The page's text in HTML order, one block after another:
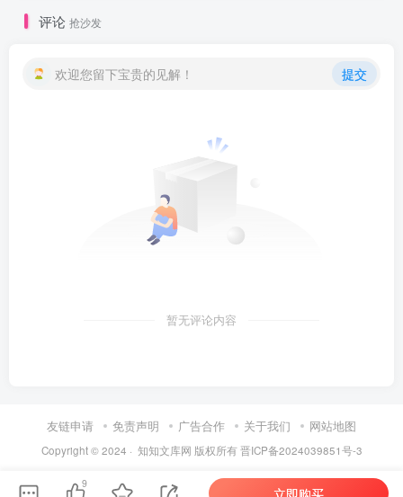
评论 抢沙发
欢迎您留下宝贵的见解！ 提交
暂无评论内容
友链申请 免责声明 广告合作 关于我们 网站地图
Copyright © 2024 · 知知文库网 版权所有晋ICP备2024039851号-3
9
立即购买